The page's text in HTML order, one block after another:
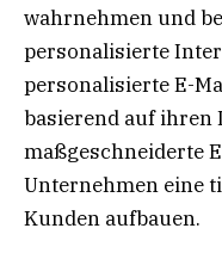
wahrnehmen und
personalisierte
personalisierte E-
basierend auf ihren
maßgeschneiderte
Unternehmen eine
Kunden aufbauen.